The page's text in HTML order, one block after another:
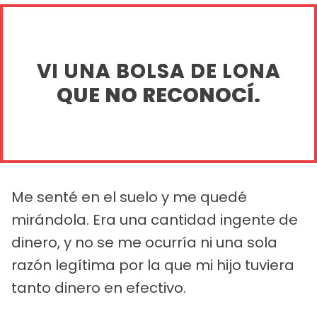
VI UNA BOLSA DE LONA
QUE NO RECONOCÍ.
Me senté en el suelo y me quedé
mirándola. Era una cantidad ingente de
dinero, y no se me ocurría ni una sola
razón legítima por la que mi hijo tuviera
tanto dinero en efectivo.